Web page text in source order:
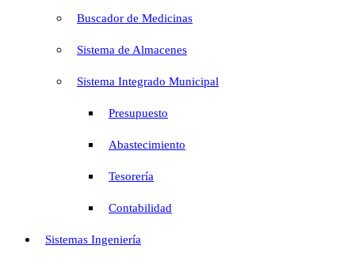
Buscador de Medicinas
Sistema de Almacenes
Sistema Integrado Municipal
Presupuesto
Abastecimiento
Tesorería
Contabilidad
Sistemas Ingeniería